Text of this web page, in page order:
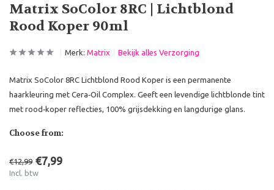
Matrix SoColor 8RC | Lichtblond
Rood Koper 90ml
Merk: Matrix Bekijk alles Verzorging
Matrix SoColor 8RC Lichtblond Rood Koper is een permanente
haarkleuring met Cera‑Oil Complex. Geeft een levendige lichtblonde tint
met rood‑koper reflecties, 100% grijsdekking en langdurige glans.
Choose from:
€12,99 €7,99
Incl. btw